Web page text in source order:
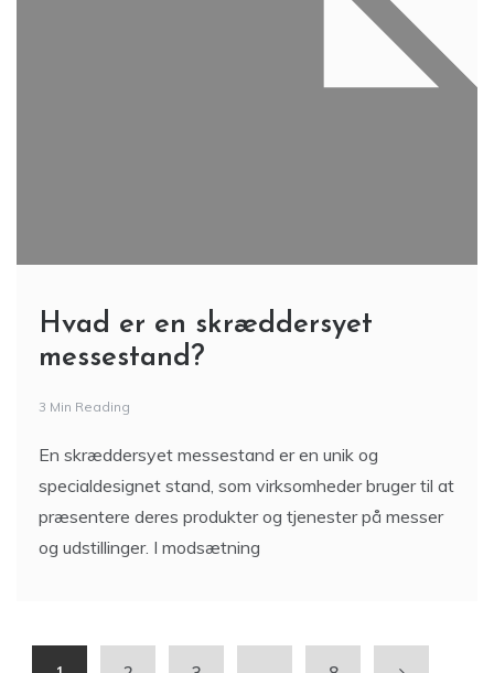
Hvad er en skræddersyet
messestand?
3 Min Reading
En skræddersyet messestand er en unik og
specialdesignet stand, som virksomheder bruger til at
præsentere deres produkter og tjenester på messer
og udstillinger. I modsætning